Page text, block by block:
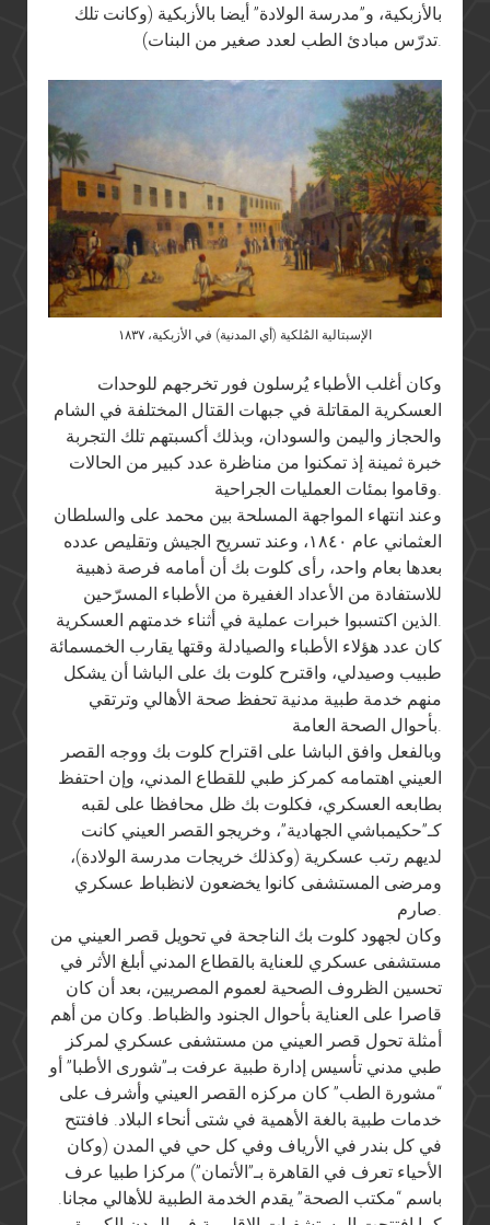
بالأزبكية، و”مدرسة الولادة” أيضا بالأزبكية (وكانت تلك
تدرّس مبادئ الطب لعدد صغير من البنات).
الإسبتالية المُلكية (أي المدنية) في الأزبكية، ١٨٣٧
وكان أغلب الأطباء يُرسلون فور تخرجهم للوحدات
العسكرية المقاتلة في جبهات القتال المختلفة في الشام
والحجاز واليمن والسودان، وبذلك أكسبتهم تلك التجربة
خبرة ثمينة إذ تمكنوا من مناظرة عدد كبير من الحالات
وقاموا بمئات العمليات الجراحية.
وعند انتهاء المواجهة المسلحة بين محمد على والسلطان
العثماني عام ١٨٤٠، وعند تسريح الجيش وتقليص عدده
بعدها بعام واحد، رأى كلوت بك أن أمامه فرصة ذهبية
للاستفادة من الأعداد الغفيرة من الأطباء المسرّحين
الذين اكتسبوا خبرات عملية في أثناء خدمتهم العسكرية.
كان عدد هؤلاء الأطباء والصيادلة وقتها يقارب الخمسمائة
طبيب وصيدلي، واقترح كلوت بك على الباشا أن يشكل
منهم خدمة طبية مدنية تحفظ صحة الأهالي وترتقي
بأحوال الصحة العامة.
وبالفعل وافق الباشا على اقتراح كلوت بك ووجه القصر
العيني اهتمامه كمركز طبي للقطاع المدني، وإن احتفظ
بطابعه العسكري، فكلوت بك ظل محافظا على لقبه
كـ”حكيمباشي الجهادية”، وخريجو القصر العيني كانت
لديهم رتب عسكرية (وكذلك خريجات مدرسة الولادة)،
ومرضى المستشفى كانوا يخضعون لانظباط عسكري
صارم.
وكان لجهود كلوت بك الناجحة في تحويل قصر العيني من
مستشفى عسكري للعناية بالقطاع المدني أبلغ الأثر في
تحسين الظروف الصحية لعموم المصريين، بعد أن كان
قاصرا على العناية بأحوال الجنود والظباط. وكان من أهم
أمثلة تحول قصر العيني من مستشفى عسكري لمركز
طبي مدني تأسيس إدارة طبية عرفت بـ”شورى الأطبا” أو
“مشورة الطب” كان مركزه القصر العيني وأشرف على
خدمات طبية بالغة الأهمية في شتى أنحاء البلاد. فافتتح
في كل بندر في الأرياف وفي كل حي في المدن (وكان
الأحياء تعرف في القاهرة بـ”الأتمان”) مركزا طبيا عرف
باسم “مكتب الصحة” يقدم الخدمة الطبية للأهالي مجانا.